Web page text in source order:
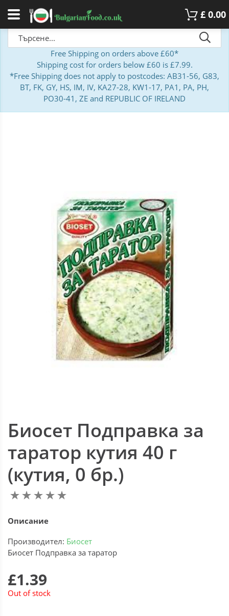
£ 0.00
Free Shipping on orders above £60*
Shipping cost for orders below £60 is £7.99.
*Free Shipping does not apply to postcodes: AB31-56, G83,
BT, FK, GY, HS, IM, IV, KA27-28, KW1-17, PA1, PA, PH,
PO30-41, ZE and REPUBLIC OF IRELAND
Биосет Подправка за
таратор кутия 40 г
(кутия, 0 бр.)
Описание
Производител: Биосет
Биосет Подправка за таратор
£1.39
Out of stock